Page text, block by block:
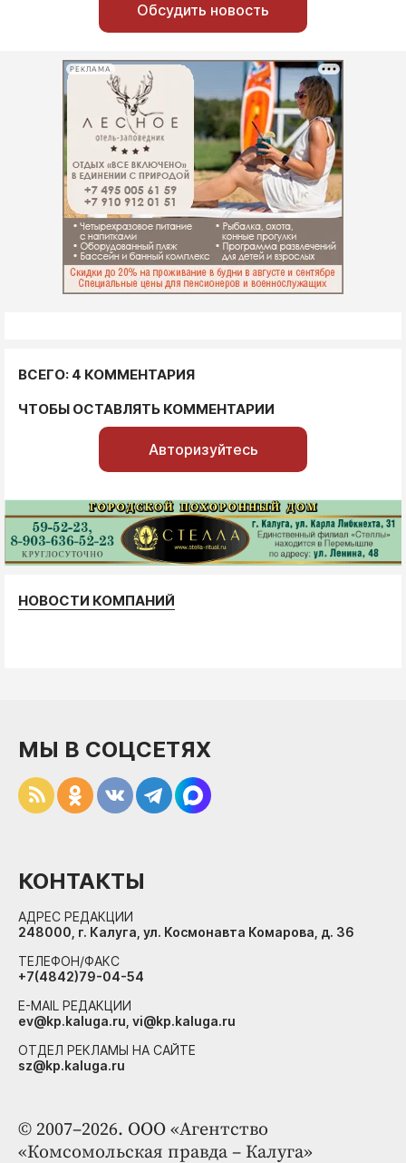
Обсудить новость
РЕКЛАМА
ВСЕГО: 4 КОММЕНТАРИЯ
ЧТОБЫ ОСТАВЛЯТЬ КОММЕНТАРИИ
Авторизуйтесь
НОВОСТИ КОМПАНИЙ
© 2007–2026. ООО «Агентство
«Комсомольская правда – Калуга»
МЫ В СОЦСЕТЯХ
КОНТАКТЫ
АДРЕС РЕДАКЦИИ
248000, г. Калуга, ул. Космонавта Комарова, д. 36
ТЕЛЕФОН/ФАКС
+7(4842)79-04-54
E-MAIL РЕДАКЦИИ
ev@kp.kaluga.ru, vi@kp.kaluga.ru
ОТДЕЛ РЕКЛАМЫ НА САЙТЕ
sz@kp.kaluga.ru